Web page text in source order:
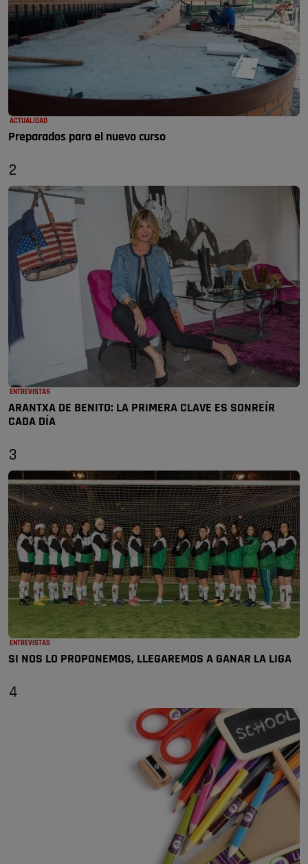
ACTUALIDAD
Preparados para el nuevo curso
2
ENTREVISTAS
ARANTXA DE BENITO: LA PRIMERA CLAVE ES SONREÍR
CADA DÍA
3
ENTREVISTAS
SI NOS LO PROPONEMOS, LLEGAREMOS A GANAR LA LIGA
4